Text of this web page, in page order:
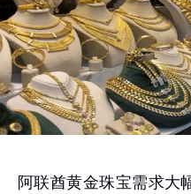
阿联酋黄金珠宝需求大